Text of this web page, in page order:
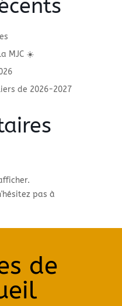
MJC ☀️
de 2026-2027
pas à
de